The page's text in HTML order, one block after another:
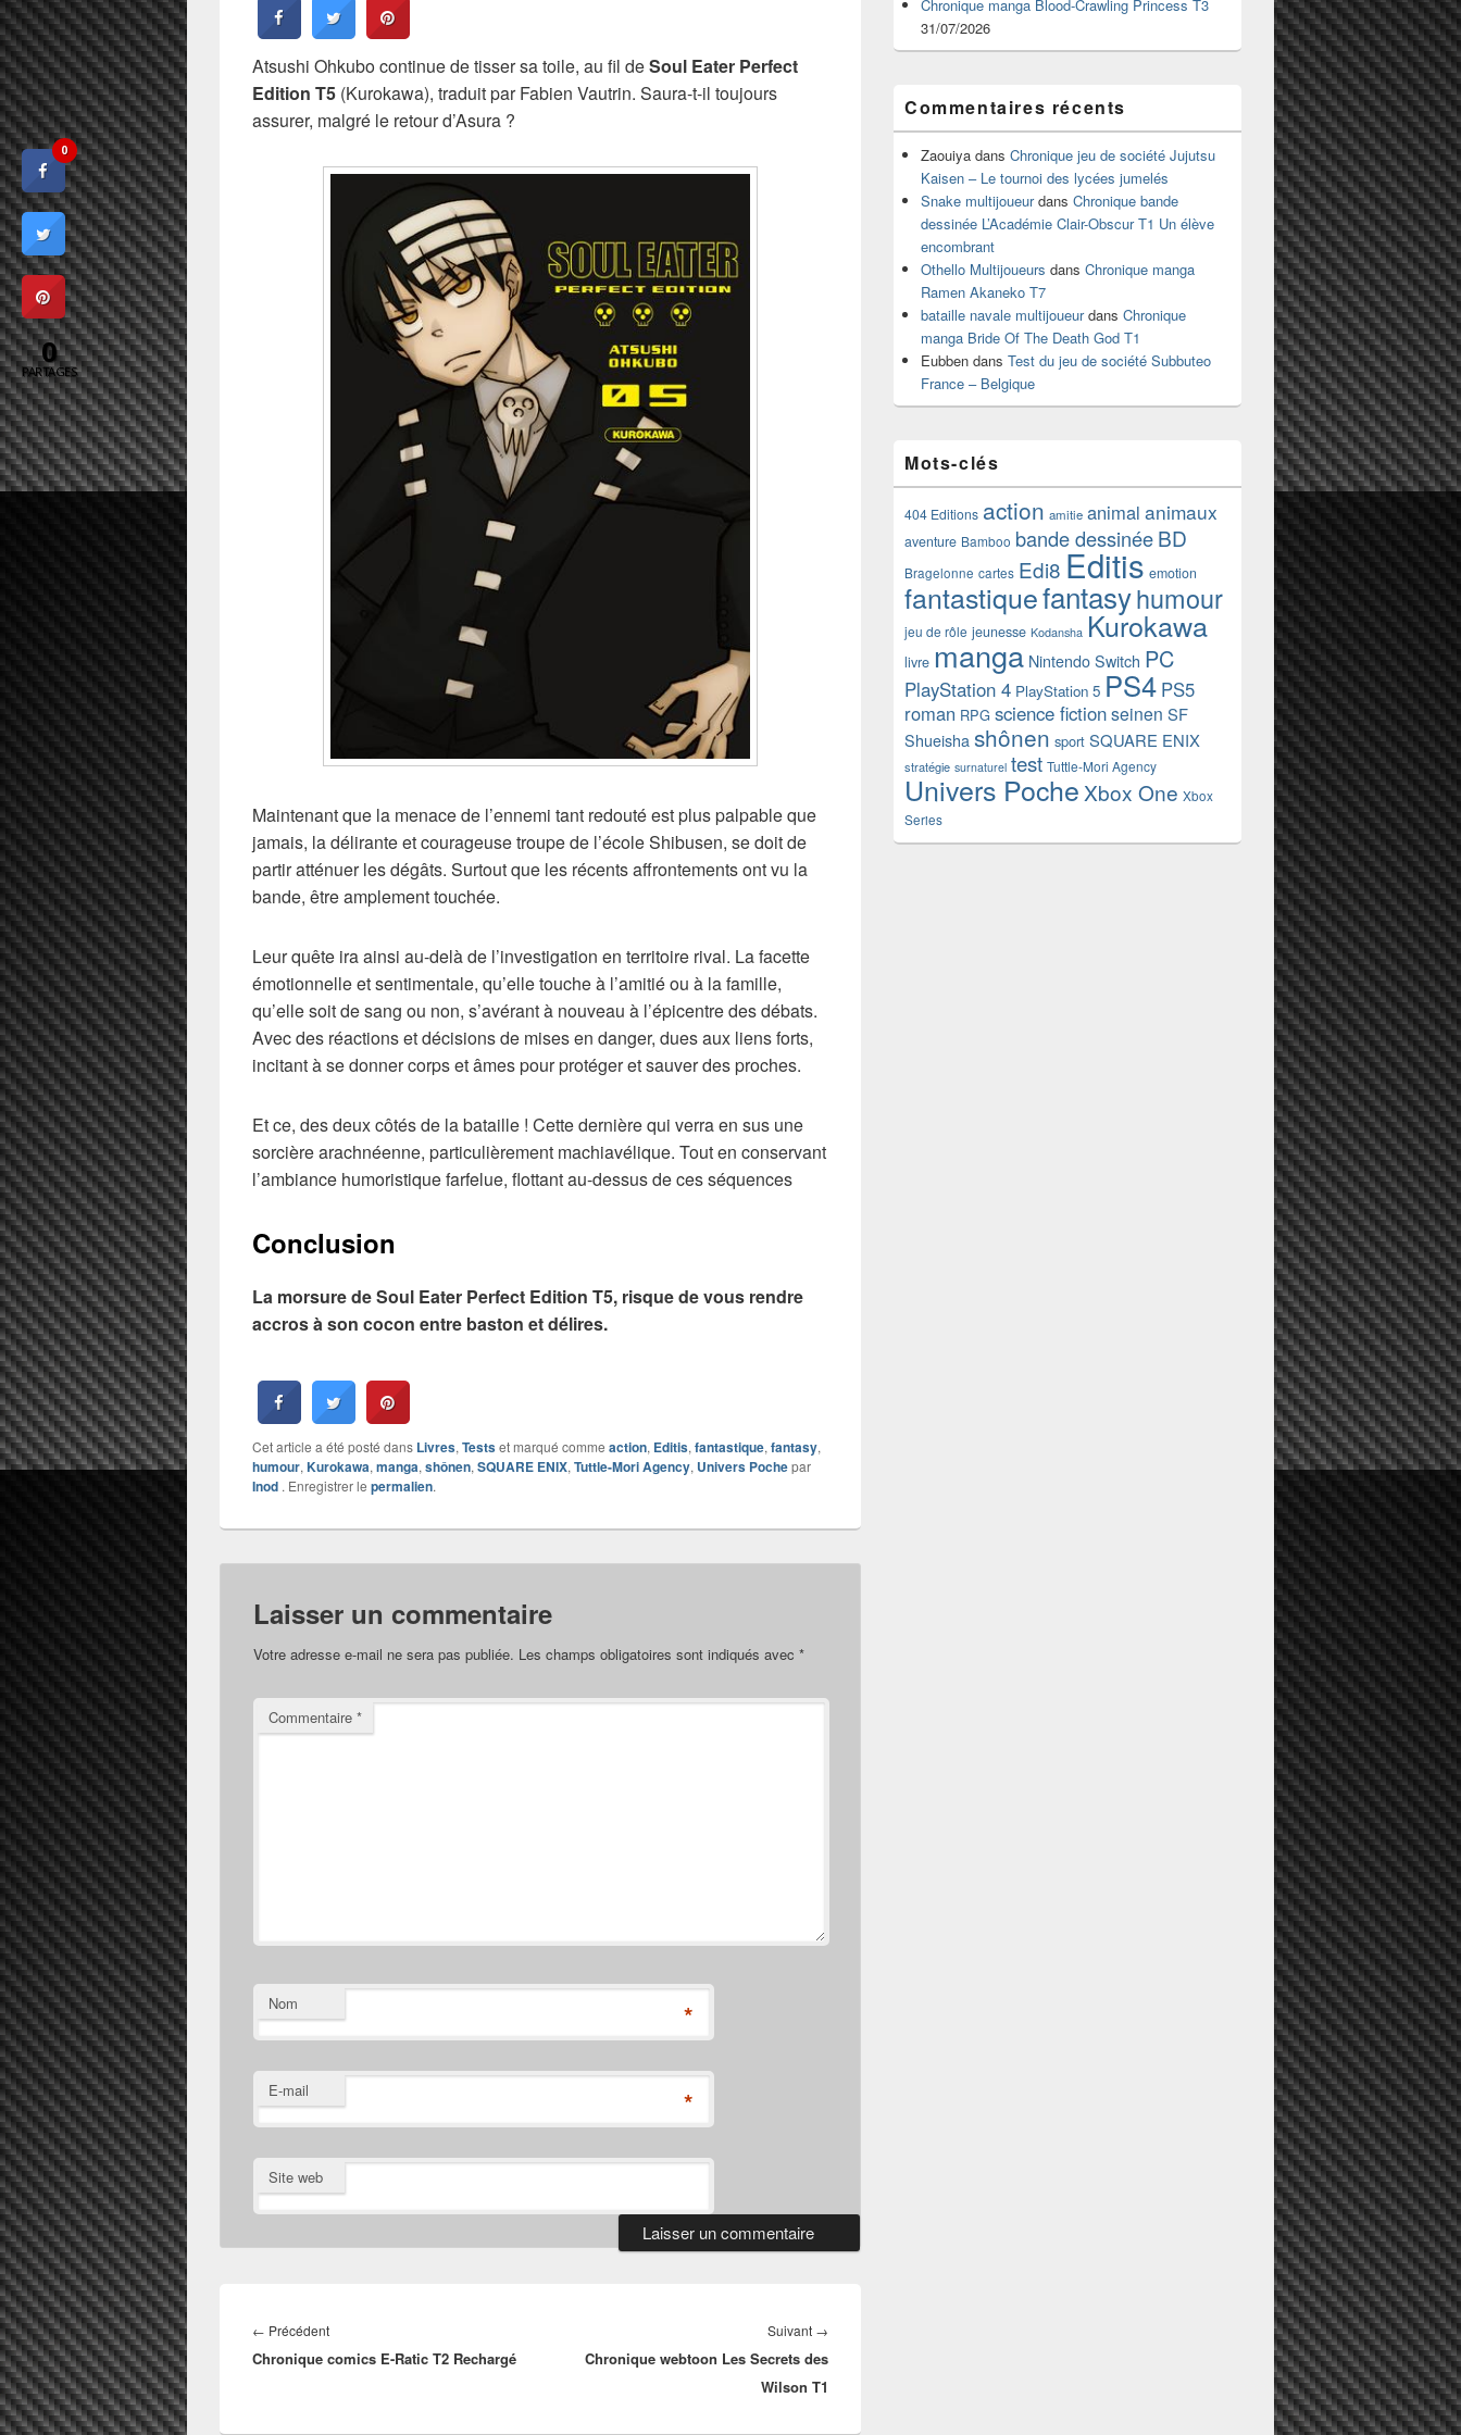
Atsushi Ohkubo continue de tisser sa toile, au fil deSoul Eater Perfect
Edition T5 (Kurokawa), traduit par Fabien Vautrin. Saura-t-il toujours
assurer, malgré le retour d’Asura ?
Maintenant que la menace de l’ennemi tant redouté est plus palpable que
jamais, la délirante et courageuse troupe de l’école Shibusen, se doit de
partir atténuer les dégâts. Surtout que les récents affrontements ont vu la
bande, être amplement touchée.
Leur quête ira ainsi au-delà de l’investigation en territoire rival. La facette
émotionnelle et sentimentale, qu’elle touche à l’amitié ou à la famille,
qu’elle soit de sang ou non, s’avérant à nouveau à l’épicentre des débats.
Avec des réactions et décisions de mises en danger, dues aux liens forts,
incitant à se donner corps et âmes pour protéger et sauver des proches.
Et ce, des deux côtés de la bataille ! Cette dernière qui verra en sus une
sorcière arachnéenne, particulièrement machiavélique. Tout en conservant
l’ambiance humoristique farfelue, flottant au-dessus de ces séquences
Conclusion
La morsure de Soul Eater Perfect Edition T5, risque de vous rendre
accros à son cocon entre baston et délires.
Cet article a été posté dans Livres, Testset marqué comme action, Editis, fantastique, fantasy,
humour, Kurokawa, manga, shônen, SQUARE ENIX, Tuttle-Mori Agency, Univers Pochepar
Inod . Enregistrer le permalien.
Laisser un commentaire
Votre adresse e-mail ne sera pas publiée. Les champs obligatoires sont indiqués avec *
Commentaire *
Nom *
E-mail *
Site web
de
l’article
← PrécédentArticle
précédent :
Chronique comics E-Ratic T2 Rechargé
Suivant →
suivant :
Chronique webtoon Les Secrets des
Wilson T1
Chronique manga Blood-Crawling Princess T3
31/07/2026
Commentaires récents
Zaouiya dans Chronique jeu de société Jujutsu
Kaisen – Le tournoi des lycées jumelés
Snake multijoueurdans Chronique bande
dessinée L’Académie Clair-Obscur T1 Un élève
encombrant
Othello Multijoueurs dans Chronique manga
Ramen Akaneko T7
bataille navale multijoueurdans Chronique
manga Bride Of The Death God T1
Eubben dans Test du jeu de société Subbuteo
France – Belgique
Mots-clés
404 Editions action amitie animal animaux
aventure Bamboo bande dessinéeBD
Bragelonne cartes Edi8 Editis emotion
fantastiquefantasyhumour
jeu de rôle jeunesse Kodansha Kurokawa
livre manga Nintendo Switch PC
PlayStation 4 PlayStation 5 PS4 PS5
roman RPG science fictionseinen SF
Shueisha shônen sport SQUARE ENIX
stratégie surnaturel test Tuttle-Mori Agency
Univers Poche Xbox One Xbox
Series
0
0
PARTAGES